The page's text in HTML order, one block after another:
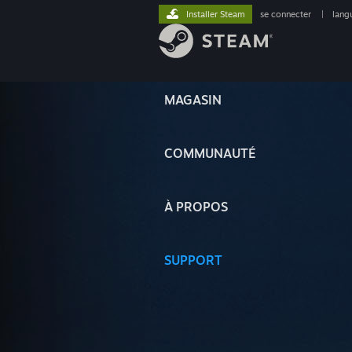
MAGASIN
COMMUNAUTÉ
À PROPOS
SUPPORT
Installer Steam se connecter